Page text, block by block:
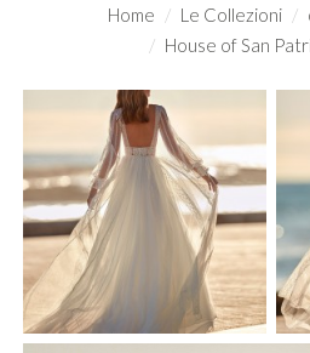
Home Le Collezioni
House of San